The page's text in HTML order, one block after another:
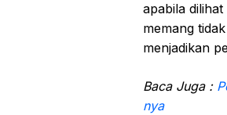
apabila
memang
menjadikan
Baca Juga :
nya